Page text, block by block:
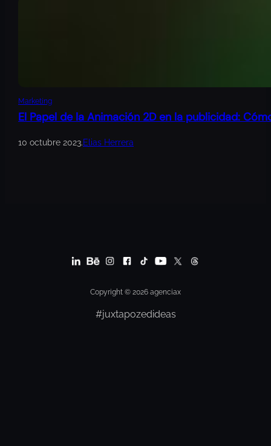
Marketing
El Papel de la Animación 2D en la publicidad:
10 octubre 2023.Elias Herrera
Copyright © 2026 agenciax
#juxtapozedideas